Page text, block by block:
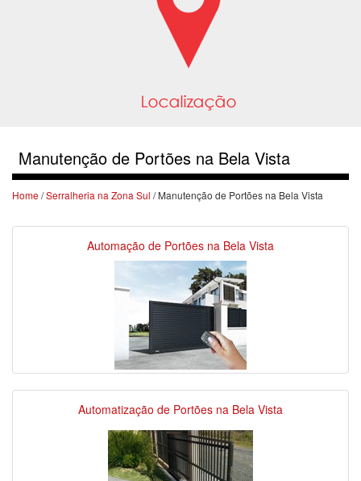
Manutenção de Portões na Bela Vista
Home/Serralheria na Zona Sul / Manutenção de Portões na Bela Vista
Automação de Portões na Bela Vista
Automatização de Portões na Bela Vista